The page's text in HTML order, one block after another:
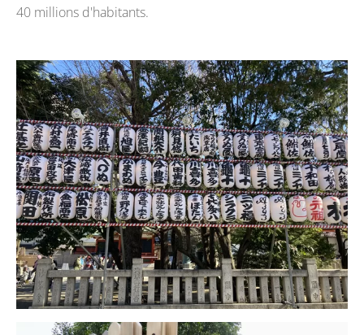
40 millions d'habitants.